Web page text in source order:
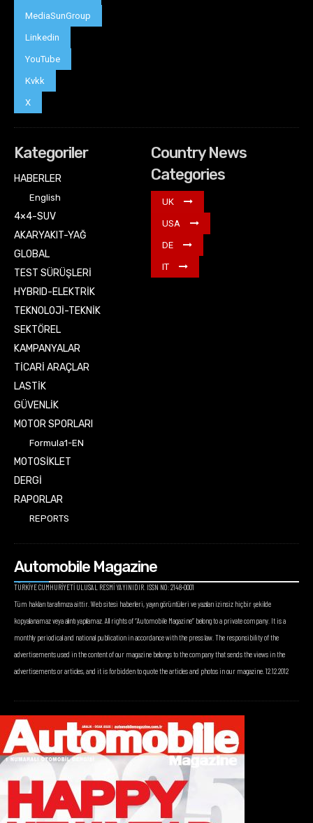
MediaSunGroup
Linkedin
YouTube
Kvkk
X
Kategoriler
HABERLER
English
4×4-SUV
AKARYAKIT-YAĞ
GLOBAL
TEST SÜRÜŞLERİ
HYBRID-ELEKTRİK
TEKNOLOJİ-TEKNİK
SEKTÖREL
KAMPANYALAR
TİCARİ ARAÇLAR
LASTİK
GÜVENLİK
MOTOR SPORLARI
Formula1-EN
MOTOSİKLET
DERGİ
RAPORLAR
REPORTS
Country News
Categories
UK
USA
DE
IT
Automobile Magazine
TÜRKİYE CUMHURİYETİ ULUSAL RESMİ YAYINIDIR. ISSN NO: 2148-0001
Tüm hakları tarafımıza aittir. Web sitesi haberleri, yayın görüntüleri ve yazıları izinsiz hiçbir şekilde
kopyalanamaz veya alıntı yapılamaz. All rights of “Automobile Magazine” belong to a private company. It is a
monthly periodical and national publication in accordance with the press law. The responsibility of the
advertisements used in the content of our magazine belongs to the company that sends the views in the
advertisements or articles, and it is forbidden to quote the articles and photos in our magazine. 12.12.2012